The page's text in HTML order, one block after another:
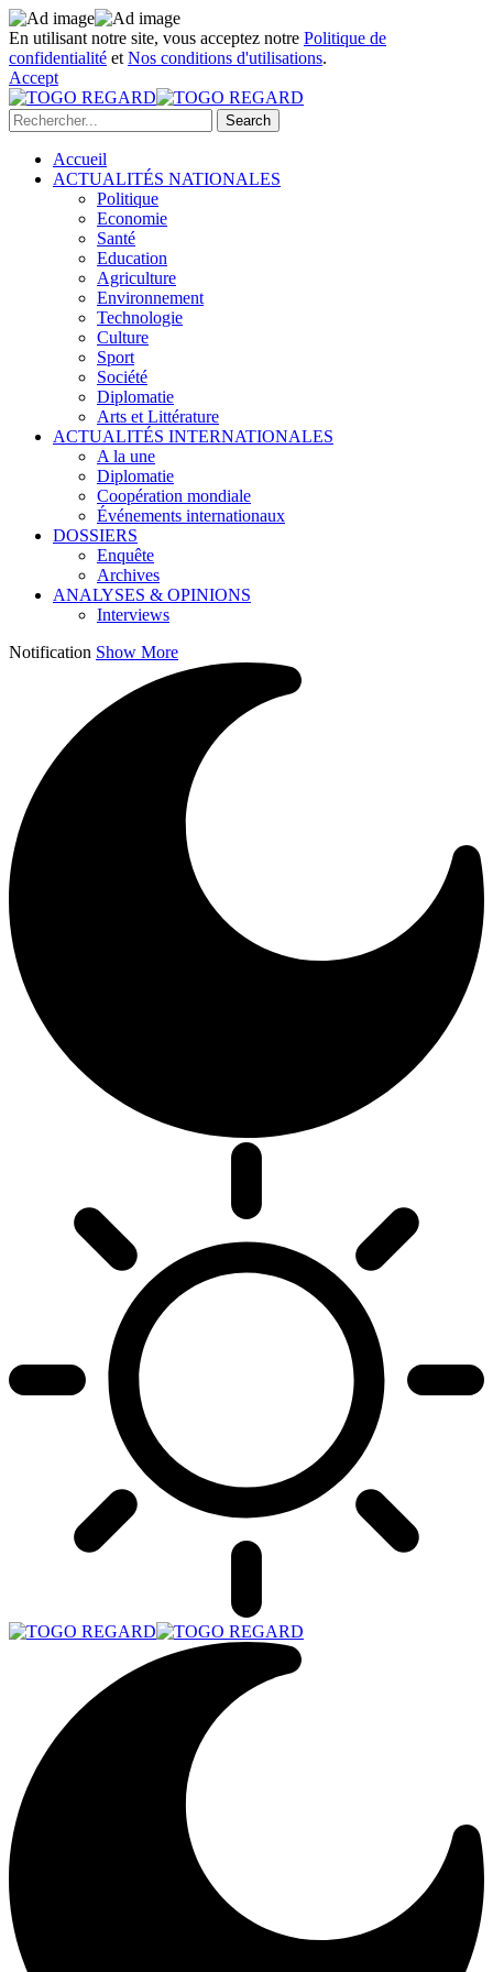
En utilisant notre site, vous acceptez notre Politique de
confidentialité et Nos conditions d'utilisations.
Accept
Accueil
ACTUALITÉS NATIONALES
Politique
Economie
Santé
Education
Agriculture
Environnement
Technologie
Culture
Sport
Société
Diplomatie
Arts et Littérature
ACTUALITÉS INTERNATIONALES
A la une
Diplomatie
Coopération mondiale
Événements internationaux
DOSSIERS
Enquête
Archives
ANALYSES & OPINIONS
Interviews
Notification Show More